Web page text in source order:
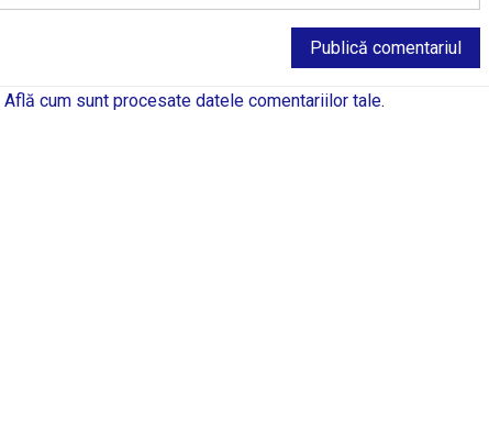
Află cum sunt procesate datele comentariilor tale.